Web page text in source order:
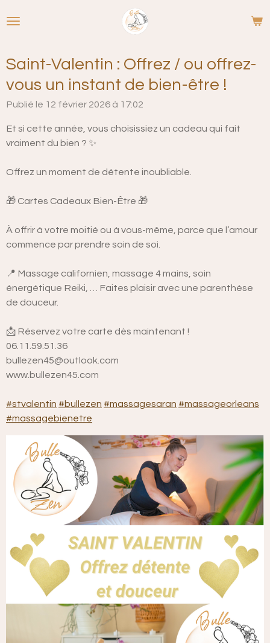
au
principal
Saint-Valentin : Offrez / ou offrez-
vous un instant de bien-être !
Publié le 12 février 2026 à 17:02
Et si cette année, vous choisissiez un cadeau qui fait
vraiment du bien ? ✨
Offrez un moment de détente inoubliable.
🎁 Cartes Cadeaux Bien-Être 🎁
À offrir à votre moitié ou à vous-même, parce que l’amour
commence par prendre soin de soi.
📍 Massage californien, massage 4 mains, soin
énergétique Reiki, … Faites plaisir avec une parenthèse
de douceur.
📩 Réservez votre carte dès maintenant !
06.11.59.51.36
bullezen45@outlook.com
www.bullezen45.com
#stvalentin #bullezen #massagesaran #massageorleans
#massagebienetre